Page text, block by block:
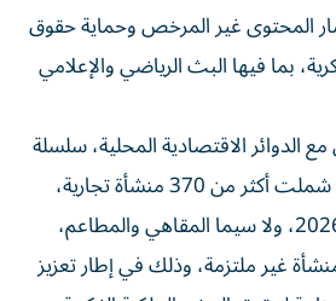
المحتوى غير المرخص وحماية حقوق
بما فيها البث الرياضي والإعلامي
مع الدوائر الاقتصادية المحلية، سلسلة
زيارات ميدانية تفتيشية شملت أكثر من 370 منشأة تجارية،
خلال فترة كأس العالم 2026، ولا سيما المقاهي والمطاعم،
عن رصد 287 منشأة غير ملتزمة، وذلك في إطار تعزيز